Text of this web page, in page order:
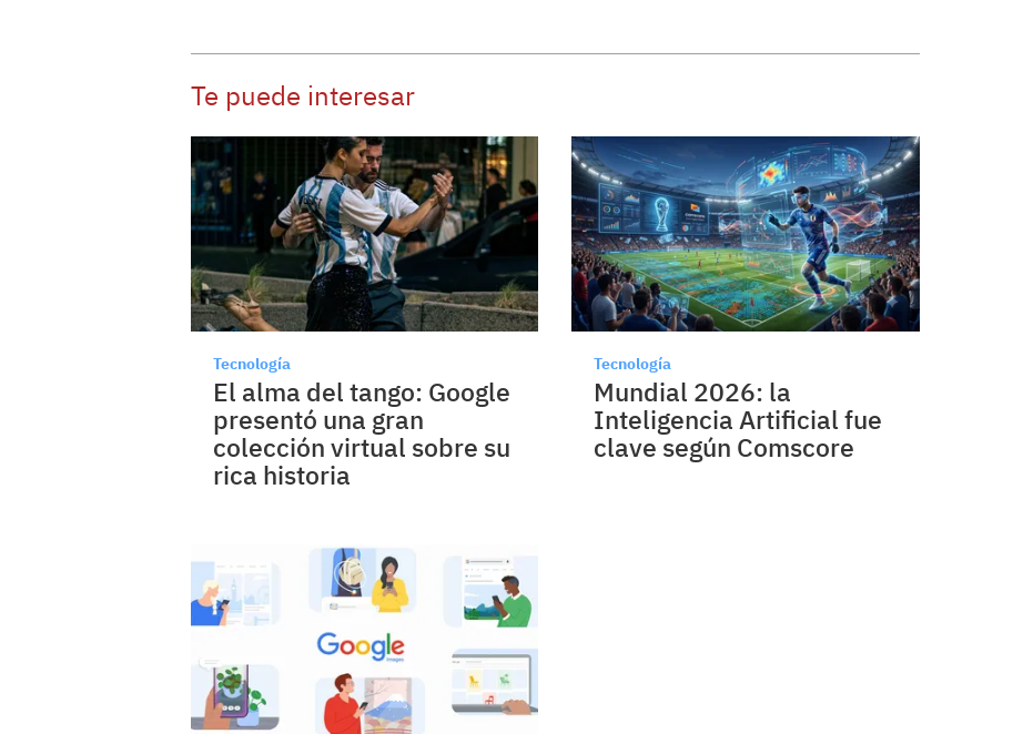
Te puede interesar
Tecnología
El alma del tango: Google
presentó una gran
colección virtual sobre su
rica historia
Tecnología
Mundial 2026: la
Inteligencia Artificial fue
clave según Comscore